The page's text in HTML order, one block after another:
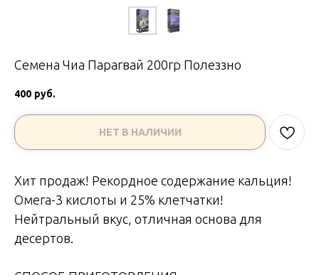
Семена Чиа Парагвай 200гр Полеззно
400 руб.
НЕТ В НАЛИЧИИ
Хит продаж! Рекордное содержание кальция!
Омега-3 кислоты и 25% клетчатки!
Нейтральный вкус, отличная основа для
десертов.